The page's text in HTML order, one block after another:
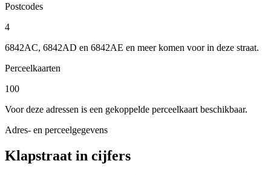
Postcodes
4
6842AC, 6842AD en 6842AE en meer komen voor in deze straat.
Perceelkaarten
100
Voor deze adressen is een gekoppelde perceelkaart beschikbaar.
Adres- en perceelgegevens
Klapstraat in cijfers